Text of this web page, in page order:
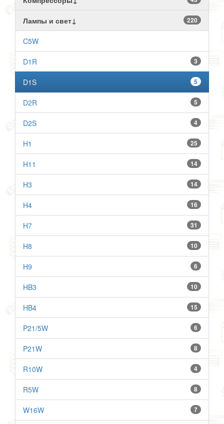
Лампы и свет↓ 220
C5W
3
D1R
5
D1S
5
D2R
4
D2S
25
H1
14
H11
14
H3
16
H4
31
H7
10
H8
6
H9
10
HB3
15
HB4
6
P21/5W
8
P21W
4
R10W
8
R5W
7
W16W